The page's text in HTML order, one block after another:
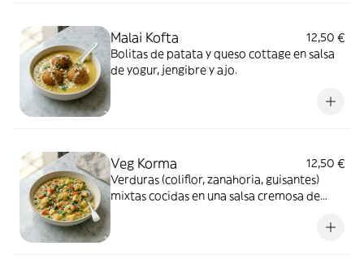
Malai Kofta
12,50 €
Bolitas de patata y queso cottage en salsa
de yogur, jengibre y ajo.
Veg Korma
12,50 €
Verduras (coliflor, zanahoria, guisantes)
mixtas cocidas en una salsa cremosa de